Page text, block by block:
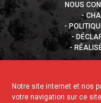
Notre site internet et nos
votre navigation sur ce
NOUS